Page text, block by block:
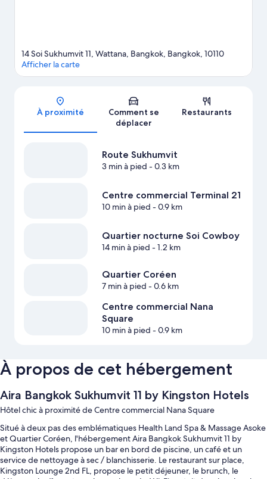
Carte
14 Soi Sukhumvit 11, Wattana, Bangkok, Bangkok, 10110
Afficher la carte
À proximité
Comment se
déplacer
Restaurants
Route Sukhumvit
3 min à pied - 0.3 km
Centre commercial Terminal 21
10 min à pied - 0.9 km
Quartier nocturne Soi Cowboy
14 min à pied - 1.2 km
Quartier Coréen
7 min à pied - 0.6 km
Centre commercial Nana
Square
10 min à pied - 0.9 km
À propos de cet hébergement
Aira Bangkok Sukhumvit 11 by Kingston Hotels
Hôtel chic à proximité de Centre commercial Nana Square
Situé à deux pas des emblématiques Health Land Spa & Massage Asoke
et Quartier Coréen, l'hébergement Aira Bangkok Sukhumvit 11 by
Kingston Hotels propose un bar en bord de piscine, un café et un
service de nettoyage à sec / blanchisserie. Le restaurant sur place,
Kingston Lounge 2nd FL, propose le petit déjeuner, le brunch, le